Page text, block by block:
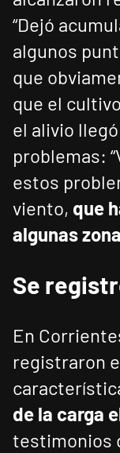
“Dejó
algunos
que
que el
el alivio
problemas:
estos
viento, que
algunas
Se
En
registraron
de la carga
testimonios